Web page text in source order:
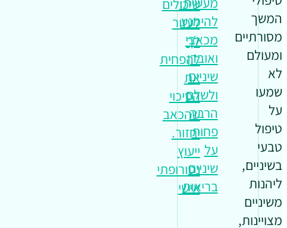
המשך
מסורתיים
ומעולם
לא
שמעו
על
טיפול
טבעי
בשיניים,
ליהנות
משיניים
מצויינות,
להימנע
מכאבי
ואובדן
שיניים
ולשלם
הרבה
פחות
על
שיניים
בריאות
שיכולים
לעזור
לך
להפחית
את
הסיכוי
שהכאב
יחזור.
ייעוץ
נטורופתי
אישי